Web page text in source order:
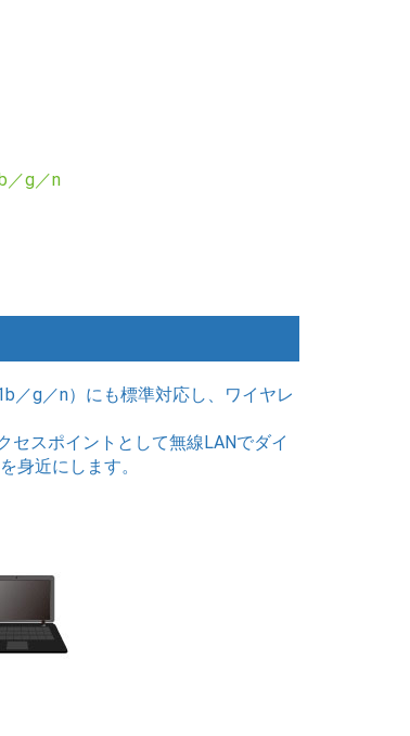
／g／n
／g／n）にも標準対応し、ワイヤレ
セスポイントとして無線LANでダイ
身近にします。